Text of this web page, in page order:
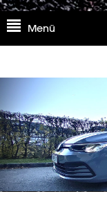
Skip
to
Menü